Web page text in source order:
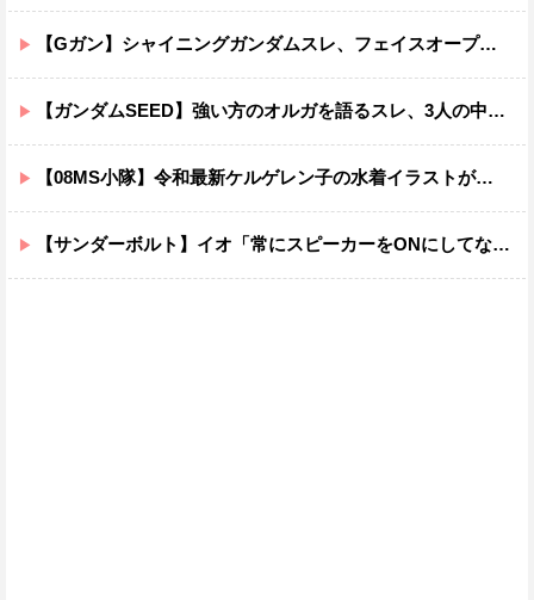
【Gガン】シャイニングガンダムスレ、フェイスオープンが嫌いな男の子なんていません
【ガンダムSEED】強い方のオルガを語るスレ、3人の中でも強化は一番されてない方
【08MS小隊】令和最新ケルゲレン子の水着イラストがあまりにもスケベすぎる…
【サンダーボルト】イオ「常にスピーカーをONにしてな！」→オフにしたくなる音ｗｗｗｗｗｗｗｗｗｗｗ